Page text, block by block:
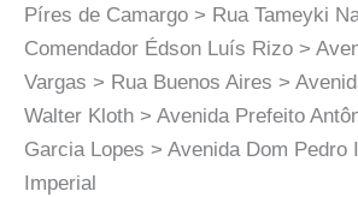
Píres de Camargo > Rua Tameyki
Comendador Édson Luís Rizo >
Vargas > Rua Buenos Aires >
Walter Kloth > Avenida Prefeito
Garcia Lopes > Avenida Dom Pedro
Imperial